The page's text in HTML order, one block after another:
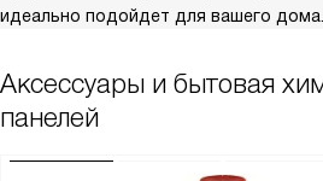
идеально подойдет для вашего дома.
Аксессуары и бытовая
панелей